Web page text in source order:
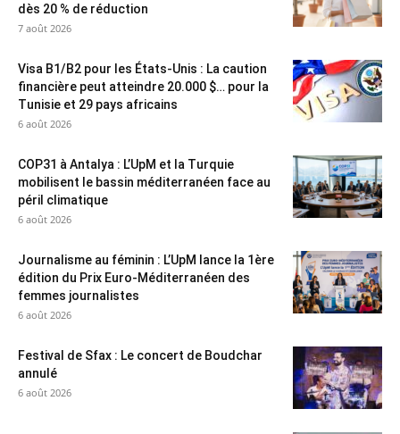
dès 20 % de réduction
7 août 2026
Visa B1/B2 pour les États-Unis : La caution
financière peut atteindre 20.000 $… pour la
Tunisie et 29 pays africains
6 août 2026
COP31 à Antalya : L’UpM et la Turquie
mobilisent le bassin méditerranéen face au
péril climatique
6 août 2026
Journalisme au féminin : L’UpM lance la 1ère
édition du Prix Euro-Méditerranéen des
femmes journalistes
6 août 2026
Festival de Sfax : Le concert de Boudchar
annulé
6 août 2026